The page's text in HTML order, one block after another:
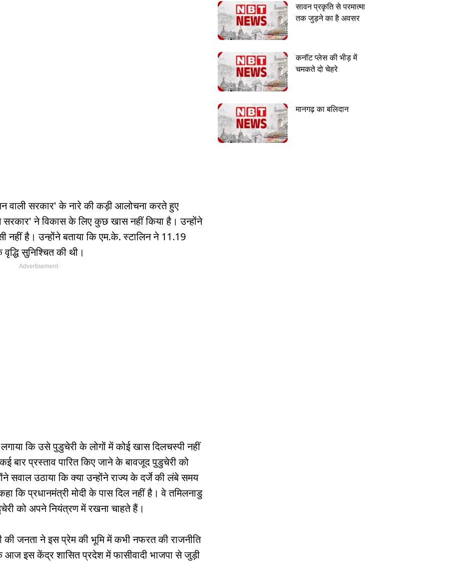
वाली सरकार' के नारे की कड़ी आलोचना करते हुए
ने विकास के लिए कुछ खास नहीं किया है। उन्होंने
नहीं है। उन्होंने बताया कि एम.के. स्टालिन ने 11.19
सुनिश्चित की थी।
कि उसे पुडुचेरी के लोगों में कोई खास दिलचस्पी नहीं
बार प्रस्ताव पारित किए जाने के बावजूद पुडुचेरी को
सवाल उठाया कि क्या उन्होंने राज्य के दर्जे की लंबे समय
कि प्रधानमंत्री मोदी के पास दिल नहीं है। वे तमिलनाडु
को अपने नियंत्रण में रखना चाहते हैं।
की जनता ने इस प्रेम की भूमि में कभी नफरत की राजनीति
आज इस केंद्र शासित प्रदेश में फासीवादी भाजपा से जुड़ी
सावन प्रकृति से परमात्मा
तक जुड़ने का है अवसर
कनॉट प्लेस की भीड़ में
चमकते दो चेहरे
मानगढ़ का बलिदान